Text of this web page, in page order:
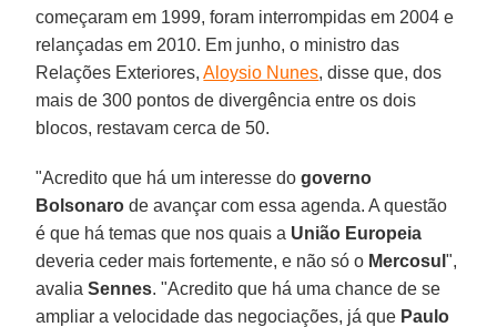
começaram em 1999, foram interrompidas em 2004 e
relançadas em 2010. Em junho, o ministro das
Relações Exteriores,Aloysio Nunes, disse que, dos
mais de 300 pontos de divergência entre os dois
blocos, restavam cerca de 50.
"Acredito que há um interesse dogoverno
Bolsonaro de avançar com essa agenda. A questão
é que há temas que nos quais a União Europeia
deveria ceder mais fortemente, e não só o Mercosul",
avaliaSennes. "Acredito que há uma chance de se
ampliar a velocidade das negociações, já que Paulo